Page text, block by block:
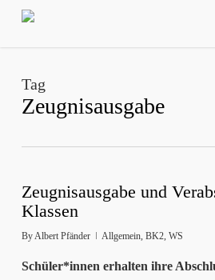
Skip
Tag
Zeugnisausgabe
Zeugnisausgabe und
Klassen
ByAlbert Pfänder Allgemein, BK2, WS
Schüler*innen erhalten ihre